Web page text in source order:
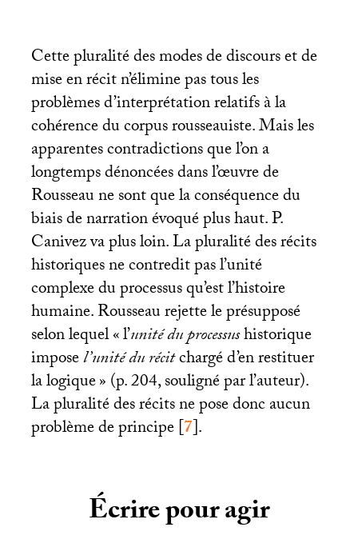
Cette pluralité des modes de discours et de
mise en récit n’élimine pas tous les
problèmes d’interprétation relatifs à la
cohérence du corpus rousseauiste. Mais les
apparentes contradictions que l’on a
longtemps dénoncées dans l’œuvre de
Rousseau ne sont que la conséquence du
biais de narration évoqué plus haut. P.
Canivez va plus loin. La pluralité des récits
historiques ne contredit pas l’unité
complexe du processus qu’est l’histoire
humaine. Rousseau rejette le présupposé
selon lequel «l’unité du processushistorique
imposel’unité du récitchargé d’en restituer
la logique» (p. 204, souligné par l’auteur).
La pluralité des récits ne pose donc aucun
problème de principe[7].
Écrire pour agir